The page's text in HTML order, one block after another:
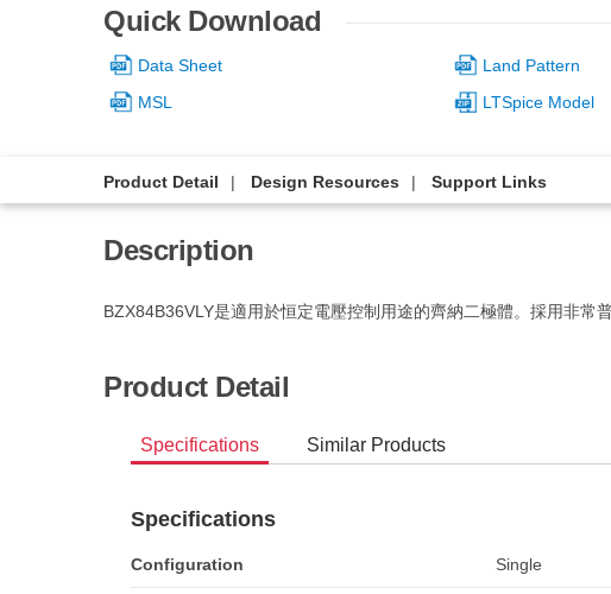
Quick Download
Data Sheet Land Pattern
MSL
LTSpice Model
Product Detail Design Resources Support Links
Description
BZX84B36VLY是適用於恒定電壓控制用途的齊納二極體。採用非常
Product Detail
Specifications Similar Products
Specifications
Configuration Single